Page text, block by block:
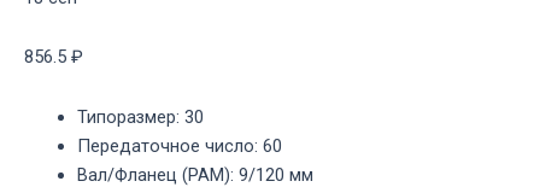
856.5 ₽
Типоразмер: 30
Передаточное число: 60
Вал/Фланец (PAM): 9/120 мм